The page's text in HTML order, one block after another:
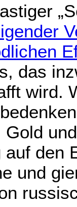
das
wird.
auf den
und